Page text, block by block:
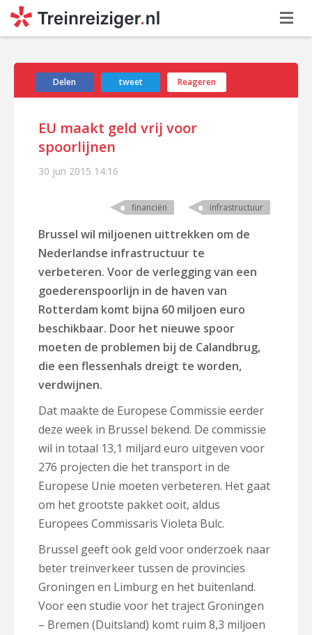
Delen tweet Reageren
EU maakt geld vrij voor
spoorlijnen
30 jun 2015 14:16
financiën infrastructuur
Brussel wil miljoenen uittrekken om de
Nederlandse infrastructuur te
verbeteren. Voor de verlegging van een
goederenspoorlijn in de haven van
Rotterdam komt bijna 60 miljoen euro
beschikbaar. Door het nieuwe spoor
moeten de problemen bij de Calandbrug,
die een flessenhals dreigt te worden,
verdwijnen.
Dat maakte de Europese Commissie eerder
deze week in Brussel bekend. De commissie
wil in totaal 13,1 miljard euro uitgeven voor
276 projecten die het transport in de
Europese Unie moeten verbeteren. Het gaat
om het grootste pakket ooit, aldus
Europees Commissaris Violeta Bulc.
Brussel geeft ook geld voor onderzoek naar
beter treinverkeer tussen de provincies
Groningen en Limburg en het buitenland.
Voor een studie voor het traject Groningen
– Bremen (Duitsland) komt ruim 8,3 miljoen